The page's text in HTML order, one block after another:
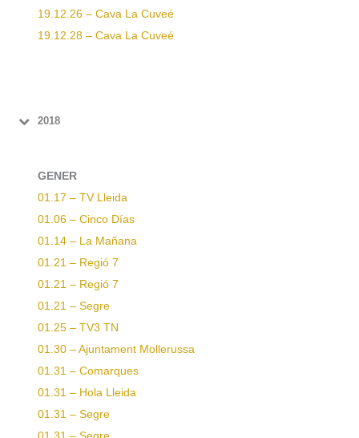
19.12.26 – Cava La Cuveé
19.12.28 – Cava La Cuveé
2018
GENER
01.17 – TV Lleida
01.06 – Cinco Días
01.14 – La Mañana
01.21 – Regió 7
01.21 – Regió 7
01.21 – Segre
01.25 – TV3 TN
01.30 – Ajuntament Mollerussa
01.31 – Comarques
01.31 – Hola Lleida
01.31 – Segre